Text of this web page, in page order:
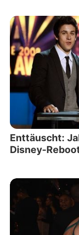
Enttäuscht:
Disney-